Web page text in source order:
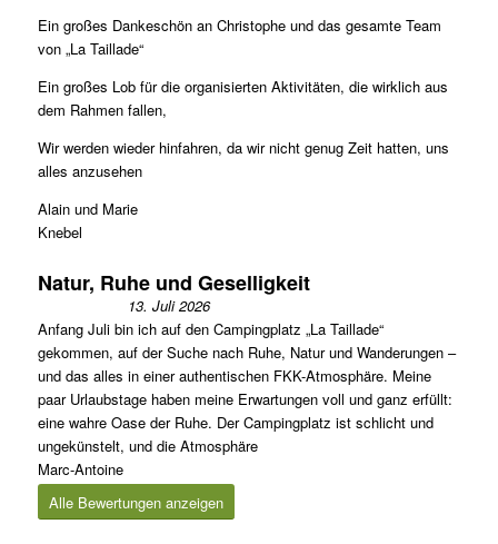
Ein großes Dankeschön an Christophe und das gesamte Team
von „La Taillade“
Ein großes Lob für die organisierten Aktivitäten, die wirklich aus
dem Rahmen fallen,
Wir werden wieder hinfahren, da wir nicht genug Zeit hatten, uns
alles anzusehen
Alain und Marie
Knebel
Natur, Ruhe und Geselligkeit
13. Juli 2026
Anfang Juli bin ich auf den Campingplatz „La Taillade“
gekommen, auf der Suche nach Ruhe, Natur und Wanderungen –
und das alles in einer authentischen FKK-Atmosphäre. Meine
paar Urlaubstage haben meine Erwartungen voll und ganz erfüllt:
eine wahre Oase der Ruhe. Der Campingplatz ist schlicht und
ungekünstelt, und die Atmosphäre
Marc-Antoine
Alle Bewertungen anzeigen